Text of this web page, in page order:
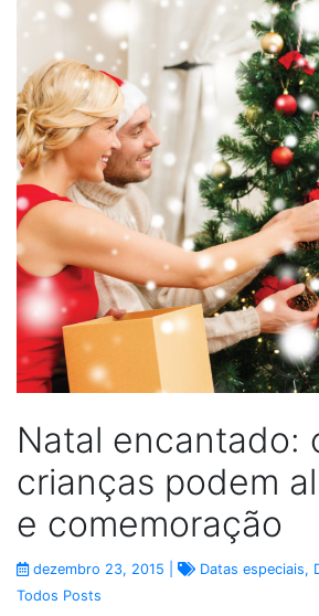
Natal encantado:
crianças podem
e comemoração
dezembro 23, 2015 | Datas especiais,
Todos Posts